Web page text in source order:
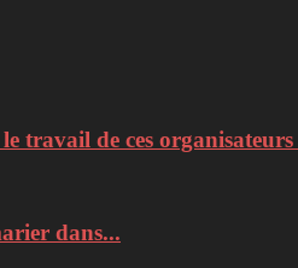
travail de ces organisateurs
dans...